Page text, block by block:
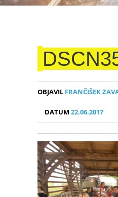
OBJAVIL FRANČIŠEK
DATUM22.06.2017